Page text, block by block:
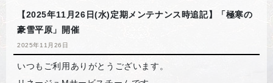
【2025年11月26日(水)定期メンテナンス時追記】「極寒の
豪雪平原」開催
2025年11月26日
いつもご利用ありがとうございます。